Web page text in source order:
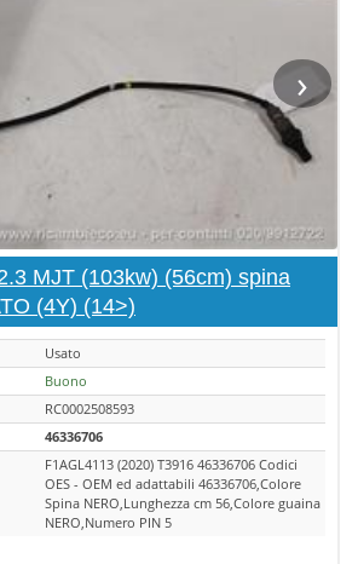
›
MJT (103kw) (56cm) spina
(4Y) (14>)
Usato
Buono
RC0002508593
46336706
F1AGL4113 (2020) T3916 46336706 Codici
OES - OEM ed adattabili 46336706,Colore
Spina NERO,Lunghezza cm 56,Colore guaina
NERO,Numero PIN 5